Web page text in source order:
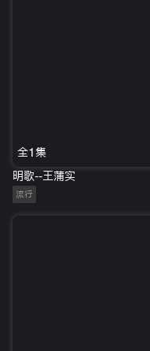
全1集
明歌--王蒲实
流行